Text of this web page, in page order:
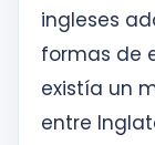
ingleses
formas de
existía un
entre